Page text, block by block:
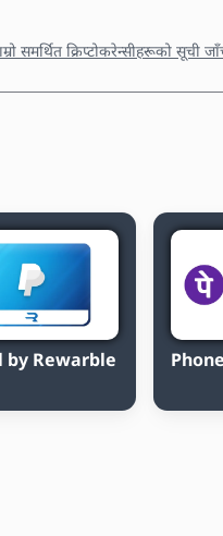
समर्थित क्रिप्टोकरेन्सीहरूको सूची
by Rewarble